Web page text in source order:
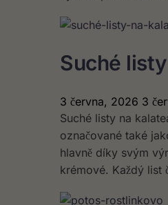
Suché
3 června, 2026 3
Suché listy na
označované také
hlavně díky svým
krémové. Každý list